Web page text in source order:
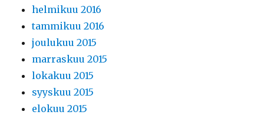
helmikuu 2016
tammikuu 2016
joulukuu 2015
marraskuu 2015
lokakuu 2015
syyskuu 2015
elokuu 2015